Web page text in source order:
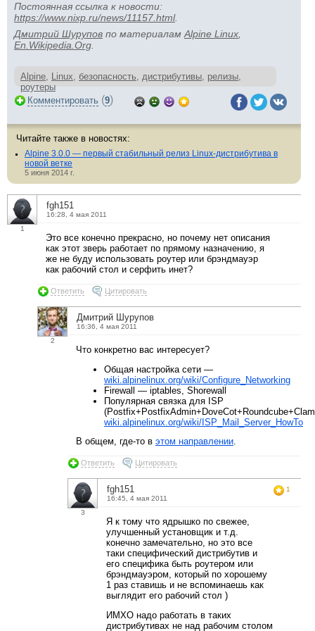
Постоянная ссылка к новости:
https://www.nixp.ru/news/11157.html.
Дмитрий Шурупов по материалам Alpine Linux
En.Wikipedia.Org
Alpine, Linux, безопасность, дистрибутивы, релизы,
роутеры
Комментировать (9)
Читайте также в новостях:
Alpine 3.0.0 — первый стабильный релиз Linux-дистрибутива в
новой ветке
5 июня 2014 г.
1
fgh151
16:28, 4 мая 2011
Это все конечно прекрасно, но почему нет описания
как этот зверь работает по прямому назначению, я
же не буду использовать роутер или брэндмауэр
как рабочий стол и серфить инет?
Ответить Цитировать
2
Дмитрий Шурупов
16:36, 4 мая 2011
Что конкретно вас интересует?
Общая настройка сети —
wiki.alpinelinux.org/wiki/Configure_Networking
Firewall — iptables, Shorewall
Популярная связка для ISP
wiki.alpinelinux.org/wiki/ISP_Mail_Server_HowTo
В общем, где-то в этом направлении.
Ответить Цитировать
3
fgh151
16:45, 4 мая 2011
1
Я к тому что ядрышко по свежее,
улучшенный установщик и т.д.
конечно замечательно, но это все
таки специфический дистрибутив и
его специфика быть роутером или
брэндмауэром, который по хорошему
1 раз ставишь и не вспоминаешь как
выглядит его рабочий стол )
ИМХО надо работать в таких
дистрибутивах не над рабочим столом